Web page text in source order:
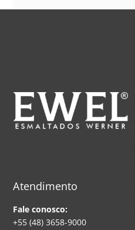
Atendimento
Fale conosco:
+55 (48) 3658-9000